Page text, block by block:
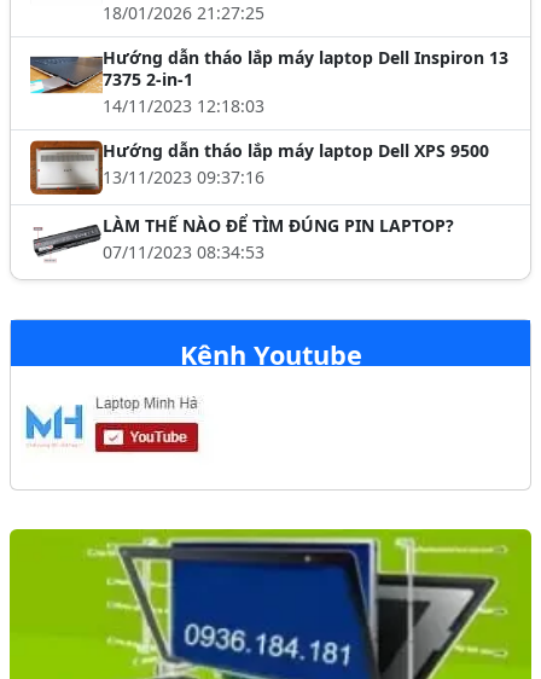
18/01/2026 21:27:25
Hướng dẫn tháo lắp máy laptop Dell Inspiron 13
7375 2-in-1
14/11/2023 12:18:03
Hướng dẫn tháo lắp máy laptop Dell XPS 9500
13/11/2023 09:37:16
LÀM THẾ NÀO ĐỂ TÌM ĐÚNG PIN LAPTOP?
07/11/2023 08:34:53
Kênh Youtube